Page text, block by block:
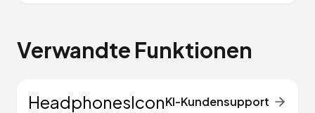
Verwandte Funktionen
HeadphonesIconKI-Kundensupport